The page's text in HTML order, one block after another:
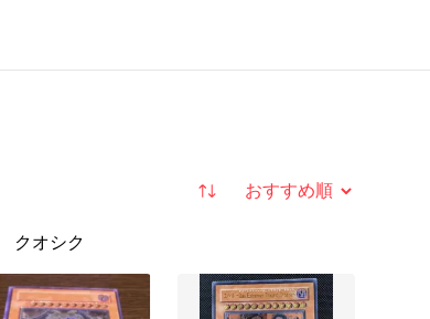
並び替え
クオシク